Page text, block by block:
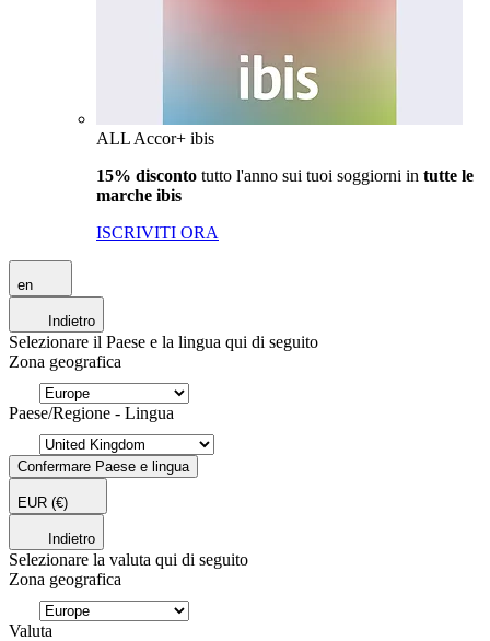
ALL Accor+ ibis
15% disconto tutto l'anno sui tuoi soggiorni in tutte le
marche ibis
ISCRIVITI ORA
en
Indietro
Selezionare il Paese e la lingua qui di seguito
Zona geografica
Paese/Regione - Lingua
Confermare Paese e lingua
EUR (€)
Indietro
Selezionare la valuta qui di seguito
Zona geografica
Valuta